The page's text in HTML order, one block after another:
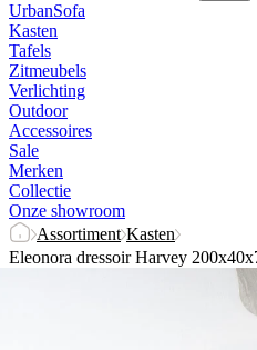
UrbanSofa
Kasten
Tafels
Zitmeubels
Verlichting
Outdoor
Accessoires
Sale
Merken
Collectie
Onze showroom
Assortiment Kasten
Eleonora dressoir Harvey